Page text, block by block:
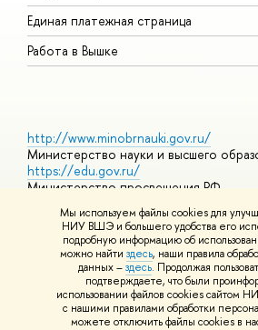
Мы используем файлы cookies для
НИУ ВШЭ и большего удобства его
подробную информацию об
можно найти здесь, наши правила
данных –здесь. Продолжая
подтверждаете, что были
использовании файлов cookies сайтом
с нашими правилами обработки
можете отключить файлы cookies в
Единая платежная страница
Работа в Вышке
http://www.minobrnauki.gov.ru/
Министерство науки и высшего
https://edu.gov.ru/
Министерство просвещения РФ
Массовые открытые онлайн-курсы
© НИУ ВШЭ 1993–2026 Адреса и контакты
использования материалов Политика
Шрифты HSE Sans и HSE Slab разработаны